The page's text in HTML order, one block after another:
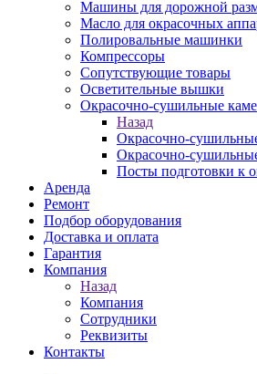
Машины для дорожной
Масло для окрасочных
Полировальные машинки
Компрессоры
Сопутствующие товары
Осветительные вышки
Окрасочно-сушильные
Назад
Окрасочно-
Окрасочно-
Посты подготовки к
Аренда
Ремонт
Подбор оборудования
Доставка и оплата
Гарантия
Компания
Назад
Компания
Сотрудники
Реквизиты
Контакты